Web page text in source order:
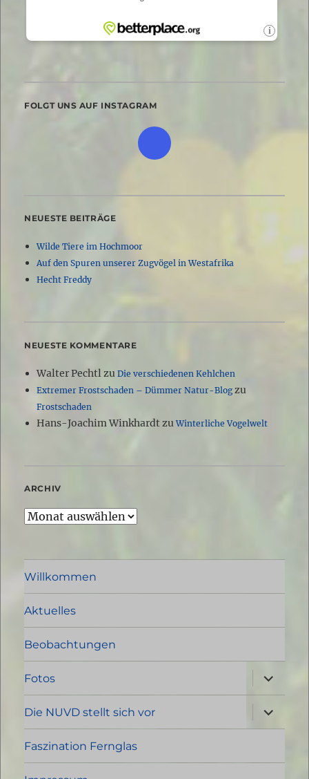
FOLGT UNS AUF INSTAGRAM
NEUESTE BEITRÄGE
Wilde Tiere im Hochmoor
Auf den Spuren unserer Zugvögel in Westafrika
Hecht Freddy
NEUESTE KOMMENTARE
Walter Pechtlzu Die verschiedenen Kehlchen
Extremer Frostschaden – Dümmer Natur-Blogzu
Frostschaden
Hans-Joachim WinkhardtzuWinterliche Vogelwelt
ARCHIV
Archiv
Willkommen
Aktuelles
Beobachtungen
Fotos
öffnen
Die NUVD stellt sich vor
öffnen
Faszination Fernglas